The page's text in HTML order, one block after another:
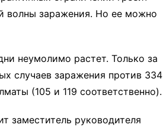
волны заражения. Но ее можно
неумолимо растет. Только за
случаев заражения против 334
(105 и 119 соответственно).
заместитель руководителя